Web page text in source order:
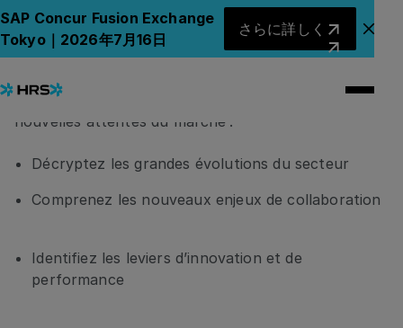
SAP Concur Fusion Exchange
Tokyo｜2026年7月16日
さらに詳しく
ア
Écosystème en mouvement
Découvrez comment les acteurs du travel, du
paiement, de l’assurance et de l’hospitality
réinventent leurs modèles pour répondre aux
nouvelles attentes du marché :
Décryptez les grandes évolutions du secteur
Comprenez les nouveaux enjeux de collaboration
Identifiez les leviers d’innovation et de
performance